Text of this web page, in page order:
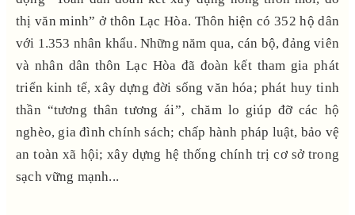
thị văn minh” ở thôn Lạc Hòa. Thôn hiện có 352 hộ dân
với 1.353 nhân khẩu. Những năm qua, cán bộ, đảng viên
và nhân dân thôn Lạc Hòa đã đoàn kết tham gia phát
triển kinh tế, xây dựng đời sống văn hóa; phát huy tinh
thần “tương thân tương ái”, chăm lo giúp đỡ các hộ
nghèo, gia đình chính sách; chấp hành pháp luật, bảo vệ
an toàn xã hội; xây dựng hệ thống chính trị cơ sở trong
sạch vững mạnh...